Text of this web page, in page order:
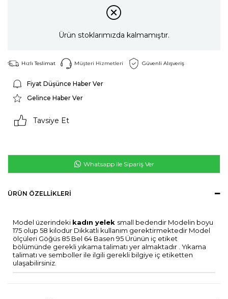
Ürün stoklarımızda kalmamıştır.
Hızlı Teslimat Müşteri Hizmetleri Güvenli Alışveriş
Fiyat Düşünce Haber Ver
Gelince Haber Ver
Tavsiye Et
Whatsapp ile Sipariş Ver
ÜRÜN ÖZELLIKLERI
Model üzerindeki kadın yelek small bedendir Modelin boyu
175 olup 58 kilodur Dikkatli kullanım gerektirmektedir Model
ölçüleri Göğüs 85 Bel 64 Basen 95 Ürünün iç etiket
bölümünde gerekli yıkama talimatı yer almaktadır . Yıkama
talimatı ve semboller ile ilgili gerekli bilgiye iç etiketten
ulaşabilirsiniz.